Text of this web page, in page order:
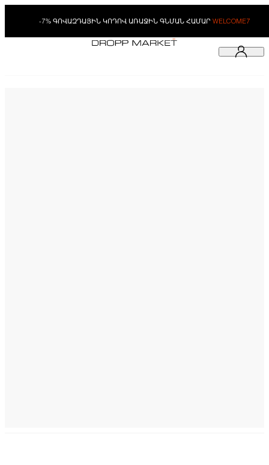
-7% ԳՈՎԱԶԴԱՅԻՆ ԿՈԴՈՎ ԱՌԱՋԻՆ ԳՆՄԱՆ ՀԱՄԱՐ WELCOME7